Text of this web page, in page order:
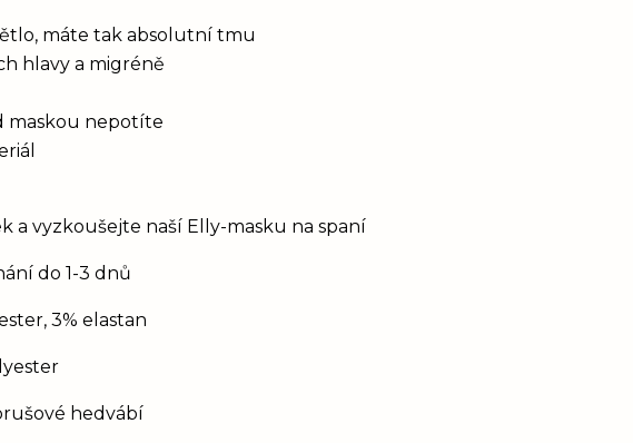
máte tak absolutní tmu
hlavy a migréně
maskou nepotíte
a vyzkoušejte naší Elly-masku na spaní
do 1-3 dnů
3% elastan
hedvábí